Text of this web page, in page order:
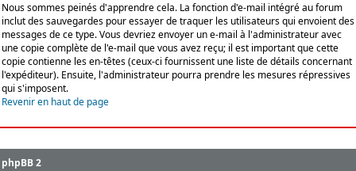
Nous sommes peinés d'apprendre cela. La fonction d'e-mail intégré au forum
inclut des sauvegardes pour essayer de traquer les utilisateurs qui envoient des
messages de ce type. Vous devriez envoyer un e-mail à l'administrateur avec
une copie complète de l'e-mail que vous avez reçu; il est important que cette
copie contienne les en-têtes (ceux-ci fournissent une liste de détails concernant
l'expéditeur). Ensuite, l'administrateur pourra prendre les mesures répressives
qui s'imposent.
Revenir en haut de page
phpBB 2